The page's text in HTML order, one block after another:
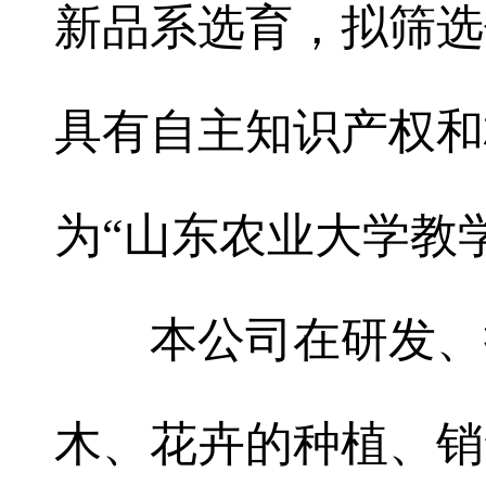
新品系选育，拟筛
具有自主知识产权
为“山东农业大学教
本公司在研发、
木、花卉的种植、